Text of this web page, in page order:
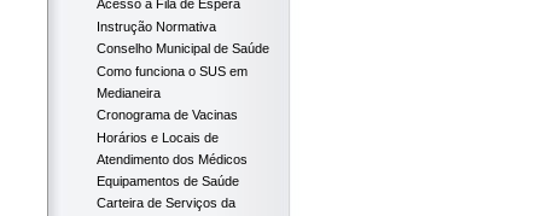
Acesso à Fila de Espera
Instrução Normativa
Conselho Municipal de Saúde
Como funciona o SUS em
Medianeira
Cronograma de Vacinas
Horários e Locais de
Atendimento dos Médicos
Equipamentos de Saúde
Carteira de Serviços da